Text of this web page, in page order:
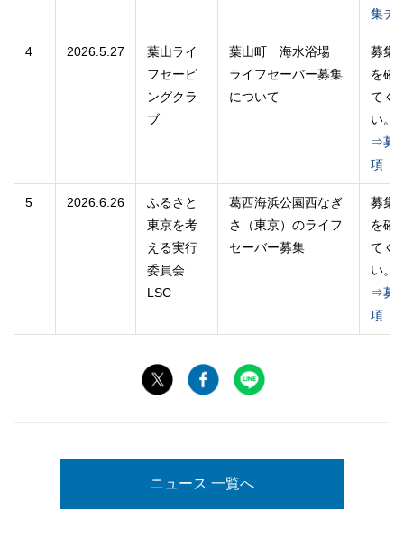
集チ
4 2026.5.27
葉山ライ
フセービ
ングクラ
ブ
葉山町 海水浴場
ライフセーバー募集
について
募集
を確
てく
い。
⇒募
項
5 2026.6.26
ふるさと
東京を考
える実行
委員会
LSC
葛西海浜公園西なぎ
さ（東京）のライフ
セーバー募集
募集
を確
てく
い。
⇒募
項
ニュース 一覧へ